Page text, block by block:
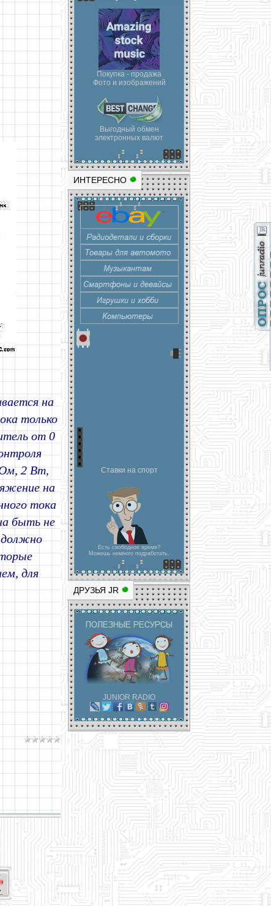
Покупка - продажа
Фото и изображений
Выгодный обмен
электронных валют
ИНТЕРЕСНО
Ставки на спорт
Есть свободное время?
Можешь немного подработать.
ДРУЗЬЯ JR
JUNIOR RADIO
на
только
от 0
2 Вт,
на
тока
быть не
должно
для